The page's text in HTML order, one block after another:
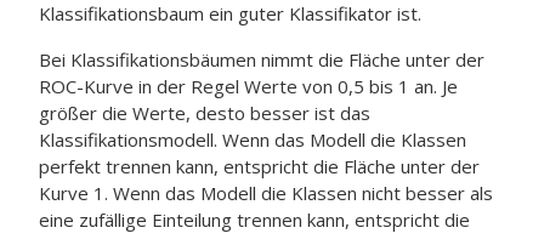
Klassifikationsbaum ein guter Klassifikator ist.
Bei Klassifikationsbäumen nimmt die Fläche unter der
ROC-Kurve in der Regel Werte von 0,5 bis 1 an. Je
größer die Werte, desto besser ist das
Klassifikationsmodell. Wenn das Modell die Klassen
perfekt trennen kann, entspricht die Fläche unter der
Kurve 1. Wenn das Modell die Klassen nicht besser als
eine zufällige Einteilung trennen kann, entspricht die